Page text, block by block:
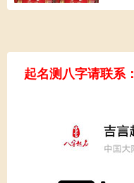
起名测八字请联系：